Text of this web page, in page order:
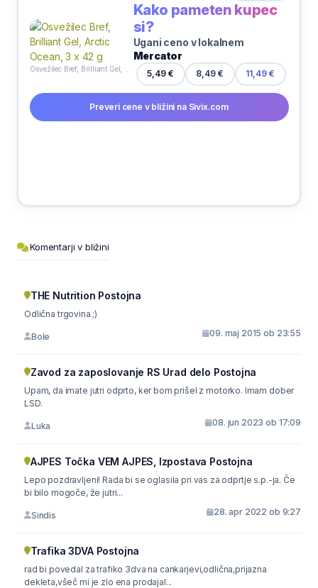
Kako pameten kupec
si?
Ugani ceno v lokalnem
Mercator
5,49 € 8,49 € 11,49 €
Preveri cene v bližini na Sivix.com
Komentarji v bližini
THE Nutrition Postojna
Odlična trgovina ;)
Bole 09. maj 2015 ob 23:55
Zavod za zaposlovanje RS Urad delo Postojna
Upam, da imate jutri odprto, ker bom prišel z motorko. Imam dober
LSD.
Luka 08. jun 2023 ob 17:09
AJPES Točka VEM AJPES, Izpostava Postojna
Lepo pozdravljeni! Rada bi se oglasila pri vas za odprtje s.p.-ja. Če
bi bilo mogoče, že jutri...
Sindis 28. apr 2022 ob 9:27
Trafika 3DVA Postojna
rad bi povedal za trafiko 3dva na cankarjevi,odlična,prijazna
dekleta,všeč mi je zlo ena prodajal...